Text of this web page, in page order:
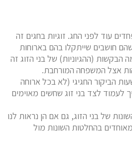
עוד לפני החג. זוגיות בחגים זה
חושבים שייתקלו בהם בארוחות
הבקשות (ההגיוניות) של בני הזוג זה
אצל המשפחה המורחבת.
הביקור החגיגי (לא בכל ארוחה
5 שעות) ואיך לעמוד לצד בני זוג שחשים מאוימים
של בני הזוג, גם אם הן נראות לנו
בהחלטות השונות מול